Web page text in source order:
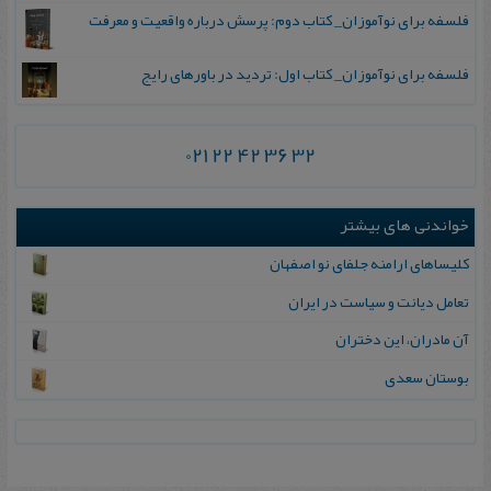
فلسفه برای نوآموزان_ کتاب دوم: پرسش درباره واقعیت و معرفت
فلسفه برای نوآموزان_ کتاب اول: تردید در باورهای رایج
021 22 42 36 32
خواندنی های بیشتر
کلیساهای ارامنه جلفای نو اصفهان
تعامل‌ دیانت‌ و سیاست‌ در ایران‌
آن مادران، این دختران
بوستان سعدی